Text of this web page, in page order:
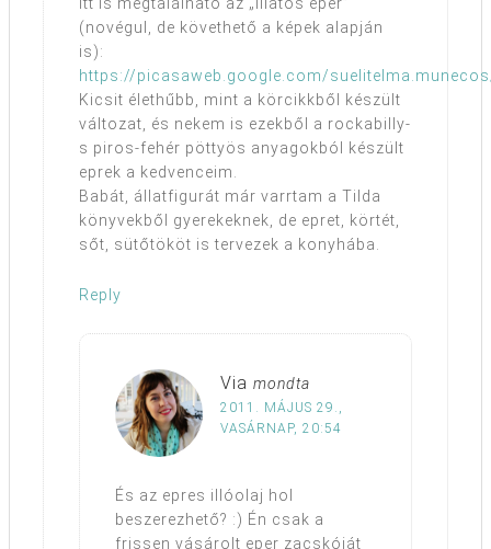
Itt is megtalálható az „Illatos eper”
(novégul, de követhető a képek alapján
is):
https://picasaweb.google.com/
Kicsit élethűbb, mint a körcikkből készült
változat, és nekem is ezekből a rockabilly-
s piros-fehér pöttyös anyagokból készült
eprek a kedvenceim.
Babát, állatfigurát már varrtam a Tilda
könyvekből gyerekeknek, de epret, körtét,
sőt, sütőtököt is tervezek a konyhába.
Reply
Via mondta
2011. MÁJUS 29.,
VASÁRNAP, 20:54
És az epres illóolaj hol
beszerezhető? :) Én csak a
frissen vásárolt eper zacskóját